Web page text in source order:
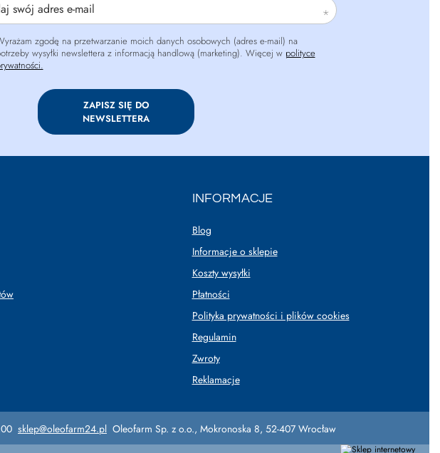
swój adres e-mail
zgodę na przetwarzanie moich danych osobowych (adres e-mail) na
wysyłki newslettera z informacją handlową (marketing). Więcej w polityce
ZAPISZ SIĘ DO
NEWSLETTERA
INFORMACJE
Blog
Informacje o sklepie
Koszty wysyłki
Płatności
Polityka prywatności i plików cookies
Regulamin
Zwroty
Reklamacje
sklep@oleofarm24.pl Oleofarm Sp. z o.o., Mokronoska 8, 52-407 Wrocław